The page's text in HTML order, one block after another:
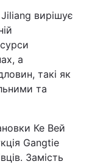
вирішує
а
такі як
та
Ке Вей
Gangtie
Замість